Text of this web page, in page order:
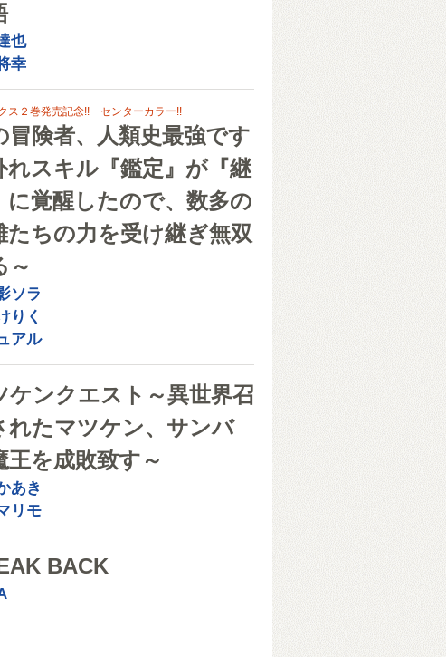
也
幸
ス２巻発売記念!! センターカラー!!
冒険者、人類史最強です
れスキル『鑑定』が『継
に覚醒したので、数多の
たちの力を受け継ぎ無双
～
ソラ
りく
アル
ケンクエスト～異世界召
れたマツケン、サンバ
王を成敗致す～
あき
リモ
BACK